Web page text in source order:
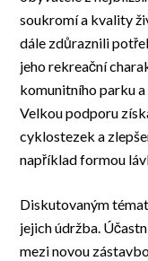
soukromí a kvality
dále zdůraznili
jeho rekreační
komunitního parku
Velkou podporu
cyklostezek a
například formou
Diskutovaným
jejich údržba.
mezi novou